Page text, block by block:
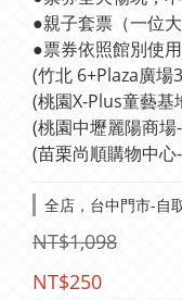
●親子套票（一位
●票券依照館別使用
(竹北 6+Plaza廣場
(桃園X-Plus童藝基
(桃園中壢麗陽商場
(苗栗尚順購物中心
全店，台中門市-自
NT$1,098
NT$250